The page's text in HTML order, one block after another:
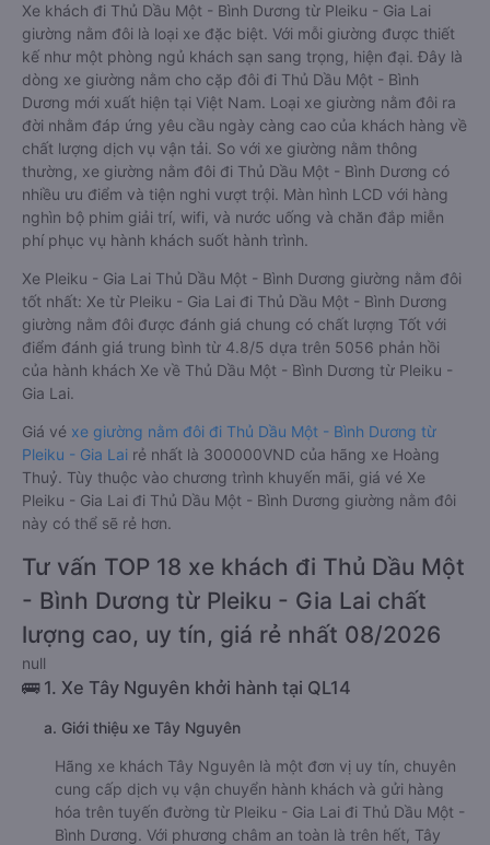
Xe khách đi Thủ Dầu Một - Bình Dương từ Pleiku - Gia Lai
giường nằm đôi là loại xe đặc biệt. Với mỗi giường được thiết
kế như một phòng ngủ khách sạn sang trọng, hiện đại. Đây là
dòng xe giường nằm cho cặp đôi đi Thủ Dầu Một - Bình
Dương mới xuất hiện tại Việt Nam. Loại xe giường nằm đôi ra
đời nhằm đáp ứng yêu cầu ngày càng cao của khách hàng về
chất lượng dịch vụ vận tải. So với xe giường nằm thông
thường, xe giường nằm đôi đi Thủ Dầu Một - Bình Dương có
nhiều ưu điểm và tiện nghi vượt trội. Màn hình LCD với hàng
nghìn bộ phim giải trí, wifi, và nước uống và chăn đắp miễn
phí phục vụ hành khách suốt hành trình.
Xe Pleiku - Gia Lai Thủ Dầu Một - Bình Dương giường nằm đôi
tốt nhất: Xe từ Pleiku - Gia Lai đi Thủ Dầu Một - Bình Dương
giường nằm đôi được đánh giá chung có chất lượng Tốt với
điểm đánh giá trung bình từ 4.8/5 dựa trên 5056 phản hồi
của hành khách Xe về Thủ Dầu Một - Bình Dương từ Pleiku -
Gia Lai.
Giá vé xe giường nằm đôi đi Thủ Dầu Một - Bình Dương từ
Pleiku - Gia Lai rẻ nhất là 300000VND của hãng xe Hoàng
Thuỷ. Tùy thuộc vào chương trình khuyến mãi, giá vé Xe
Pleiku - Gia Lai đi Thủ Dầu Một - Bình Dương giường nằm đôi
này có thể sẽ rẻ hơn.
Tư vấn TOP 18 xe khách đi Thủ Dầu Một
- Bình Dương từ Pleiku - Gia Lai chất
lượng cao, uy tín, giá rẻ nhất 08/2026
null
🚌 1. Xe Tây Nguyên khởi hành tại QL14
a. Giới thiệu xe Tây Nguyên
Hãng xe khách Tây Nguyên là một đơn vị uy tín, chuyên
cung cấp dịch vụ vận chuyển hành khách và gửi hàng
hóa trên tuyến đường từ Pleiku - Gia Lai đi Thủ Dầu Một -
Bình Dương. Với phương châm an toàn là trên hết, Tây